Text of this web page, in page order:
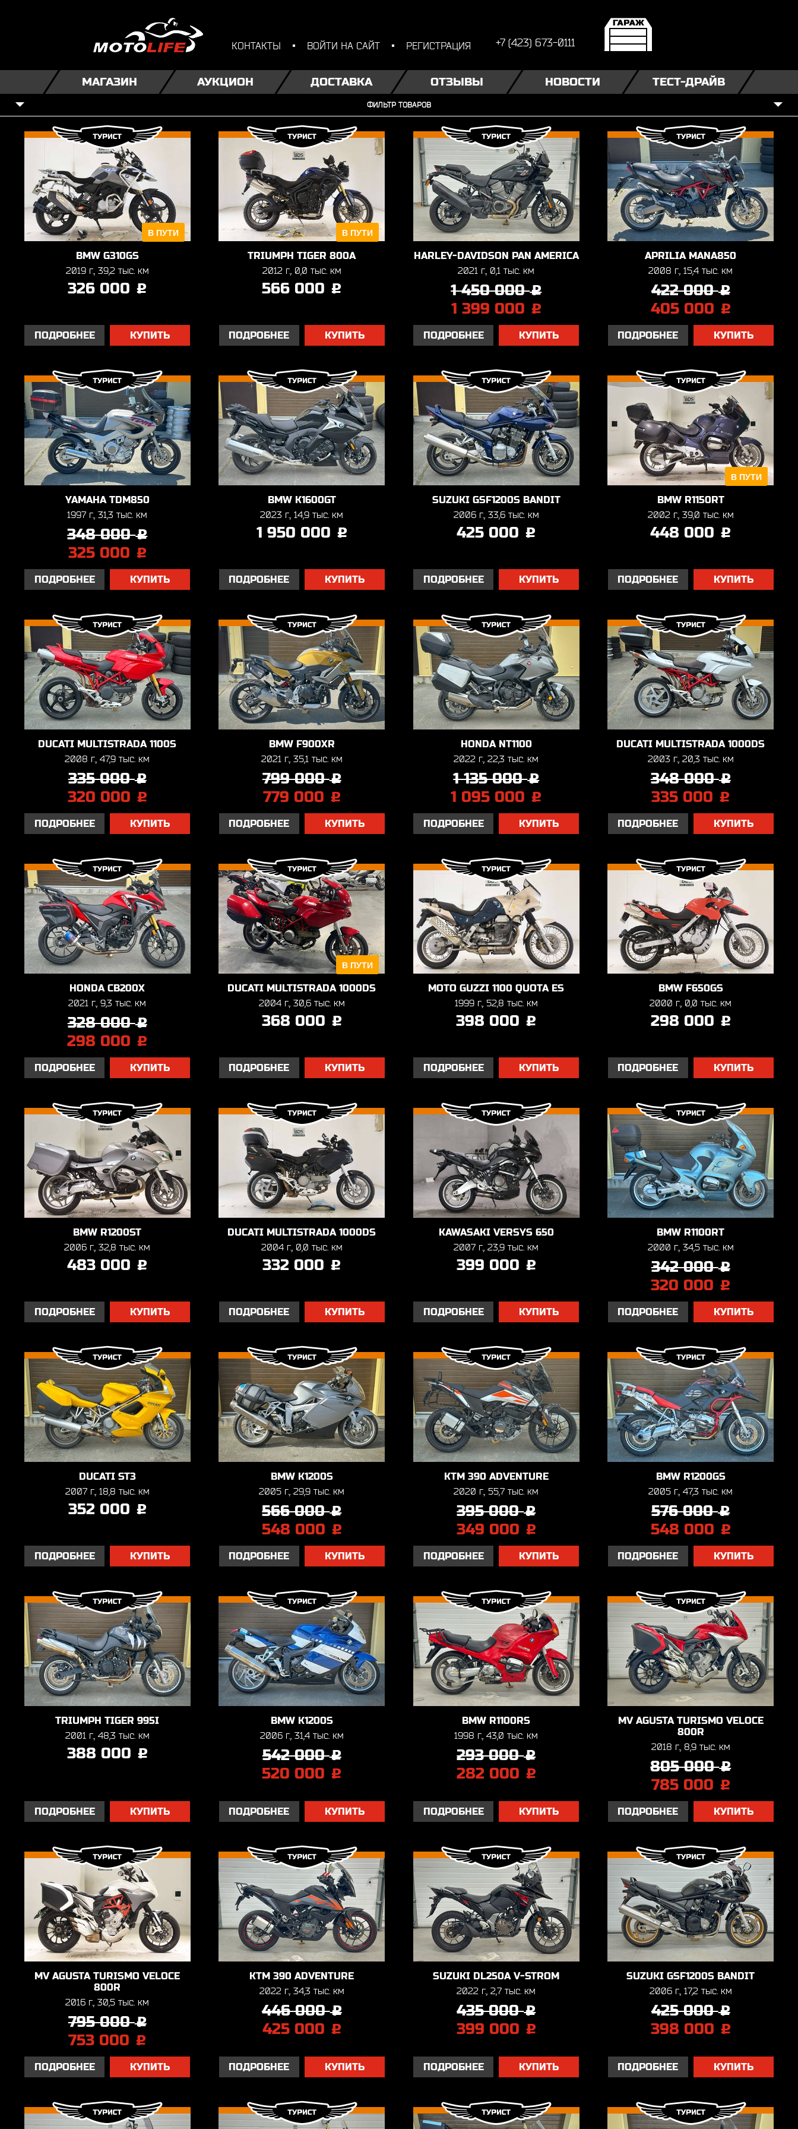
КОНТАКТЫ ВОЙТИ НА САЙТ РЕГИСТРАЦИЯ +7 (423) 673-0111
МАГАЗИН АУКЦИОН ДОСТАВКА ОТЗЫВЫ НОВОСТИ ТЕСТ-ДРАЙВ
ФИЛЬТР ТОВАРОВ
В ПУТИ
BMW G310GS
2019 г., 39,2 тыс. км
326 000 j
ПОДРОБНЕЕ КУПИТЬ
В ПУТИ
TRIUMPH TIGER 800A
2012 г., 0,0 тыс. км
566 000 j
ПОДРОБНЕЕ КУПИТЬ
HARLEY-DAVIDSON PAN AMERICA
2021 г., 0,1 тыс. км
1 450 000j
1 399 000 j
ПОДРОБНЕЕ КУПИТЬ
APRILIA MANA850
2008 г., 15,4 тыс. км
422 000j
405 000 j
ПОДРОБНЕЕ КУПИТЬ
YAMAHA TDM850
1997 г., 31,3 тыс. км
348 000j
325 000 j
ПОДРОБНЕЕ КУПИТЬ
BMW K1600GT
2023 г., 14,9 тыс. км
1 950 000 j
ПОДРОБНЕЕ КУПИТЬ
SUZUKI GSF1200S BANDIT
2006 г., 33,6 тыс. км
425 000 j
ПОДРОБНЕЕ КУПИТЬ
В ПУТИ
BMW R1150RT
2002 г., 39,0 тыс. км
448 000 j
ПОДРОБНЕЕ КУПИТЬ
DUCATI MULTISTRADA 1100S
2008 г., 47,9 тыс. км
335 000j
320 000 j
ПОДРОБНЕЕ КУПИТЬ
BMW F900XR
2021 г., 35,1 тыс. км
799 000j
779 000 j
ПОДРОБНЕЕ КУПИТЬ
HONDA NT1100
2022 г., 22,3 тыс. км
1 135 000j
1 095 000 j
ПОДРОБНЕЕ КУПИТЬ
DUCATI MULTISTRADA 1000DS
2003 г., 20,3 тыс. км
348 000j
335 000 j
ПОДРОБНЕЕ КУПИТЬ
HONDA CB200X
2021 г., 9,3 тыс. км
328 000j
298 000 j
ПОДРОБНЕЕ КУПИТЬ
В ПУТИ
DUCATI MULTISTRADA 1000DS
2004 г., 30,6 тыс. км
368 000 j
ПОДРОБНЕЕ КУПИТЬ
MOTO GUZZI 1100 QUOTA ES
1999 г., 52,8 тыс. км
398 000 j
ПОДРОБНЕЕ КУПИТЬ
BMW F650GS
2000 г., 0,0 тыс. км
298 000 j
ПОДРОБНЕЕ КУПИТЬ
BMW R1200ST
2006 г., 32,8 тыс. км
483 000 j
ПОДРОБНЕЕ КУПИТЬ
DUCATI MULTISTRADA 1000DS
2004 г., 0,0 тыс. км
332 000 j
ПОДРОБНЕЕ КУПИТЬ
KAWASAKI VERSYS 650
2007 г., 23,9 тыс. км
399 000 j
ПОДРОБНЕЕ КУПИТЬ
BMW R1100RT
2000 г., 34,5 тыс. км
342 000j
320 000 j
ПОДРОБНЕЕ КУПИТЬ
DUCATI ST3
2007 г., 18,8 тыс. км
352 000 j
ПОДРОБНЕЕ КУПИТЬ
BMW K1200S
2005 г., 29,9 тыс. км
566 000j
548 000 j
ПОДРОБНЕЕ КУПИТЬ
KTM 390 ADVENTURE
2020 г., 55,7 тыс. км
395 000j
349 000 j
ПОДРОБНЕЕ КУПИТЬ
BMW R1200GS
2005 г., 47,3 тыс. км
576 000j
548 000 j
ПОДРОБНЕЕ КУПИТЬ
TRIUMPH TIGER 995I
2001 г., 48,3 тыс. км
388 000 j
ПОДРОБНЕЕ КУПИТЬ
BMW K1200S
2006 г., 31,4 тыс. км
542 000j
520 000 j
ПОДРОБНЕЕ КУПИТЬ
BMW R1100RS
1998 г., 43,0 тыс. км
293 000j
282 000 j
ПОДРОБНЕЕ КУПИТЬ
MV AGUSTA TURISMO VELOCE
800R
2018 г., 8,9 тыс. км
805 000j
785 000 j
ПОДРОБНЕЕ КУПИТЬ
MV AGUSTA TURISMO VELOCE
800R
2016 г., 30,5 тыс. км
795 000j
753 000 j
ПОДРОБНЕЕ КУПИТЬ
KTM 390 ADVENTURE
2022 г., 34,3 тыс. км
446 000j
425 000 j
ПОДРОБНЕЕ КУПИТЬ
SUZUKI DL250A V-STROM
2022 г., 2,7 тыс. км
435 000j
399 000 j
ПОДРОБНЕЕ КУПИТЬ
SUZUKI GSF1200S BANDIT
2006 г., 17,2 тыс. км
425 000j
398 000 j
ПОДРОБНЕЕ КУПИТЬ